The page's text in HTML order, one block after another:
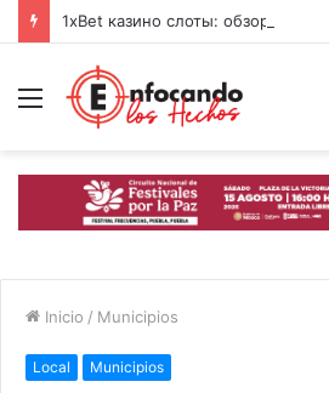
Menú
Inicio / Municipios
Local Municipios